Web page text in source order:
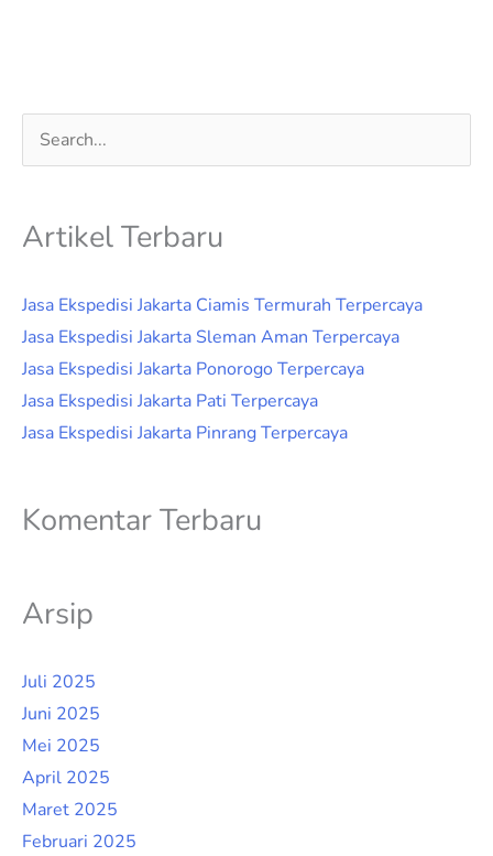
Cari
untuk:
Artikel Terbaru
Jasa Ekspedisi Jakarta Ciamis Termurah Terpercaya
Jasa Ekspedisi Jakarta Sleman Aman Terpercaya
Jasa Ekspedisi Jakarta Ponorogo Terpercaya
Jasa Ekspedisi Jakarta Pati Terpercaya
Jasa Ekspedisi Jakarta Pinrang Terpercaya
Komentar Terbaru
Arsip
Juli 2025
Juni 2025
Mei 2025
April 2025
Maret 2025
Februari 2025